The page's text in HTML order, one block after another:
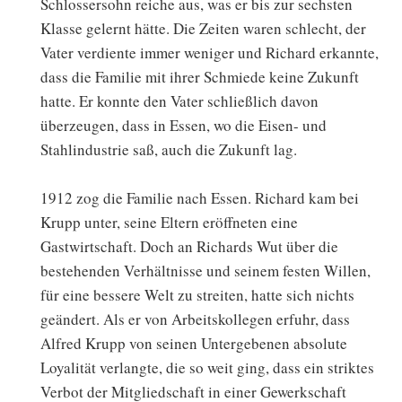
Klasse gelernt hätte. Die Zeiten waren schlecht, der
Vater verdiente immer weniger und Richard erkannte,
dass die Familie mit ihrer Schmiede keine Zukunft
hatte. Er konnte den Vater schließlich davon
überzeugen, dass in Essen, wo die Eisen- und
Stahlindustrie saß, auch die Zukunft lag.
1912 zog die Familie nach Essen. Richard kam bei
Krupp unter, seine Eltern eröffneten eine
Gastwirtschaft. Doch an Richards Wut über die
bestehenden Verhältnisse und seinem festen Willen,
für eine bessere Welt zu streiten, hatte sich nichts
geändert. Als er von Arbeitskollegen erfuhr, dass
Alfred Krupp von seinen Untergebenen absolute
Loyalität verlangte, die so weit ging, dass ein striktes
Verbot der Mitgliedschaft in einer Gewerkschaft